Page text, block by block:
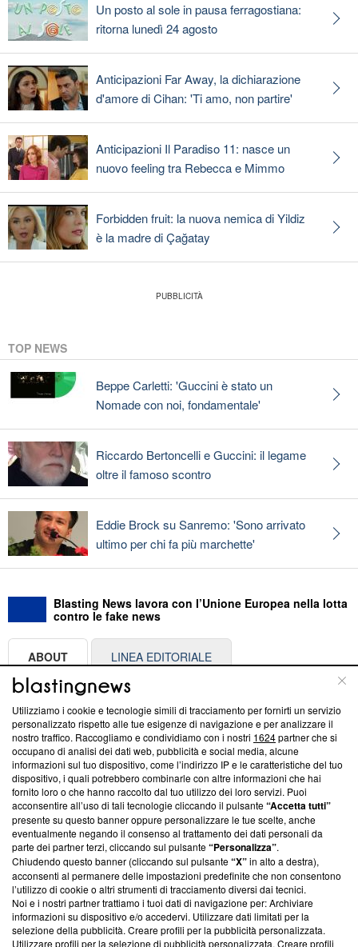
Un posto al sole in pausa ferragostiana:
ritorna lunedì 24 agosto
Anticipazioni Far Away, la dichiarazione
d'amore di Cihan: 'Ti amo, non partire'
Anticipazioni Il Paradiso 11: nasce un
nuovo feeling tra Rebecca e Mimmo
Forbidden fruit: la nuova nemica di Yildiz
è la madre di Çağatay
TOP NEWS
Beppe Carletti: 'Guccini è stato un
Nomade con noi, fondamentale'
Riccardo Bertoncelli e Guccini: il legame
oltre il famoso scontro
Eddie Brock su Sanremo: 'Sono arrivato
ultimo per chi fa più marchette'
Blasting News lavora con l’Unione Europea nella lotta
contro le fake news
ABOUT LINEA EDITORIALE
Questa sezione offre informazioni trasparenti su Blasting
News, sui nostri processi editoriali e su come ci impegniamo a
creare news di qualità. Inoltre, afferma la nostra aderenza a
‘Trust Project - News with Integrity’Blasting News non è
ancora membro del programma, ma ha richiesto di farne
parte; Trust Project non ha ancora effettuato una verifica di
conformità agli standard.
Su di noi
Team editoriale
Corporate
Redazione
Informativa Privacy
Utilizziamo i cookie e tecnologie simili di tracciamento per fornirti un servizio
personalizzato rispetto alle tue esigenze di navigazione e per analizzare il
nostro traffico. Raccogliamo e condividiamo con i nostri 1624partner che si
occupano di analisi dei dati web, pubblicità e social media, alcune
informazioni sul tuo dispositivo, come l’indirizzo IP e le caratteristiche del tuo
dispositivo, i quali potrebbero combinarle con altre informazioni che hai
fornito loro o che hanno raccolto dal tuo utilizzo dei loro servizi. Puoi
acconsentire all’uso di tali tecnologie cliccando il pulsante“Accetta tutti”
presente su questo banner oppure personalizzare le tue scelte, anche
eventualmente negando il consenso al trattamento dei dati personali da
parte dei partner terzi, cliccando sul pulsante“Personalizza”.
Chiudendo questo banner (cliccando sul pulsante“X”in alto a destra),
acconsenti al permanere delle impostazioni predefinite che non consentono
l’utilizzo di cookie o altri strumenti di tracciamento diversi dai tecnici.
Noi e i nostri partner trattiamo i tuoi dati di navigazione per: Archiviare
informazioni su dispositivo e/o accedervi. Utilizzare dati limitati per la
selezione della pubblicità. Creare profili per la pubblicità personalizzata.
Utilizzare profili per la selezione di pubblicità personalizzata. Creare profili